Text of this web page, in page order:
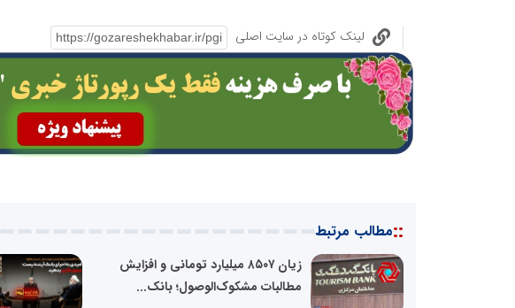
لینک کوتاه در سایت اصلی
::مطالب مرتبط
زیان ۸۵۰۷ میلیارد تومانی و افزایش
مطالبات مشکوک‌الوصول؛ بانک...